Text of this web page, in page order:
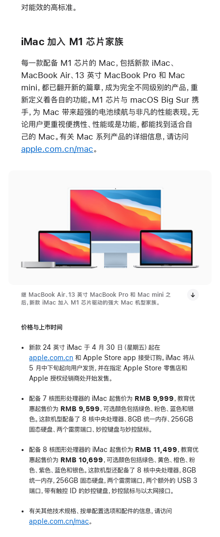
对能效的高标准。
iMac 加入 M1 芯片家族
每一款配备 M1 芯片的 Mac，包括新款 iMac、
MacBook Air、13 英寸 MacBook Pro 和 Mac
mini，都已翻开新的篇章，成为完全不同级别的产品，重
新定义着各自的功能。M1 芯片与 macOS Big Sur 携
手，为 Mac 带来超强的电池续航与非凡的性能表现。无
论用户更重视便携性、性能或是功能，都能找到适合自
己的 Mac。有关 Mac 系列产品的详细信息，请访问
apple.com.cn/mac。
继 MacBook Air、13 英寸 MacBook Pro 和 Mac mini 之
后，新款 iMac 加入 M1 芯片驱动的强大 Mac 机型家族。
价格与上市时间
新款 24 英寸 iMac 于 4 月 30 日（星期五）起在
apple.com.cn 和 Apple Store app 接受订购。iMac 将从
5 月中下旬起向用户发货，并在指定 Apple Store 零售店和
Apple 授权经销商处开始发售。
配备 7 核图形处理器的 iMac 起售价为 RMB 9,999 ，教育优
惠起售价为 RMB 9,599 ，可选颜色包括绿色、粉色、蓝色和银
色。这款机型配备了 8 核中央处理器、8GB 统一内存、256GB
固态硬盘、两个雷雳端口、妙控键盘与妙控鼠标。
配备 8 核图形处理器的 iMac 起售价为 RMB 11,499 ，教育优
惠起售价为 RMB 10,699 ，可选颜色包括绿色、黄色、橙色、粉
色、紫色、蓝色和银色。这款机型还配备了 8 核中央处理器，8GB
统一内存，256GB 固态硬盘，两个雷雳端口，两个额外的 USB 3
端口，带有触控 ID 的妙控键盘，妙控鼠标与以太网接口。
有关其他技术规格、按单配置选项和配件的信息，请访问
apple.com.cn/mac 。